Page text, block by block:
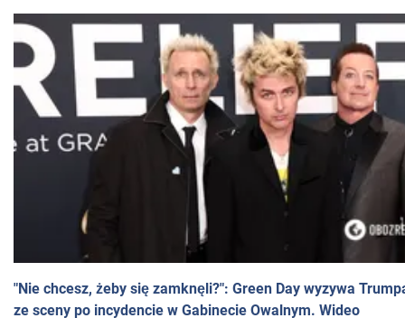
"Nie chcesz, żeby się zamknęli?": Green Day wyzywa
ze sceny po incydencie w Gabinecie Owalnym. Wideo